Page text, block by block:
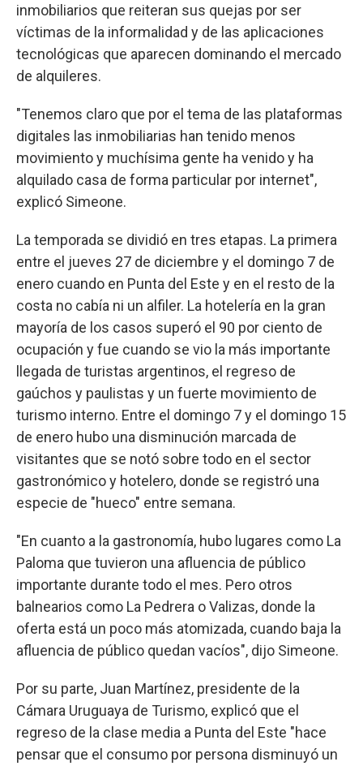
inmobiliarios que reiteran sus quejas por ser
víctimas de la informalidad y de las aplicaciones
tecnológicas que aparecen dominando el mercado
de alquileres.
"Tenemos claro que por el tema de las plataformas
digitales las inmobiliarias han tenido menos
movimiento y muchísima gente ha venido y ha
alquilado casa de forma particular por internet",
explicó Simeone.
La temporada se dividió en tres etapas. La primera
entre el jueves 27 de diciembre y el domingo 7 de
enero cuando en Punta del Este y en el resto de la
costa no cabía ni un alfiler. La hotelería en la gran
mayoría de los casos superó el 90 por ciento de
ocupación y fue cuando se vio la más importante
llegada de turistas argentinos, el regreso de
gaúchos y paulistas y un fuerte movimiento de
turismo interno. Entre el domingo 7 y el domingo 15
de enero hubo una disminución marcada de
visitantes que se notó sobre todo en el sector
gastronómico y hotelero, donde se registró una
especie de "hueco" entre semana.
"En cuanto a la gastronomía, hubo lugares como La
Paloma que tuvieron una afluencia de público
importante durante todo el mes. Pero otros
balnearios como La Pedrera o Valizas, donde la
oferta está un poco más atomizada, cuando baja la
afluencia de público quedan vacíos", dijo Simeone.
Por su parte, Juan Martínez, presidente de la
Cámara Uruguaya de Turismo, explicó que el
regreso de la clase media a Punta del Este "hace
pensar que el consumo por persona disminuyó un